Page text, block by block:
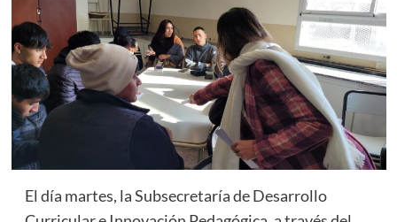
El día martes, la Subsecretaría de Desarrollo